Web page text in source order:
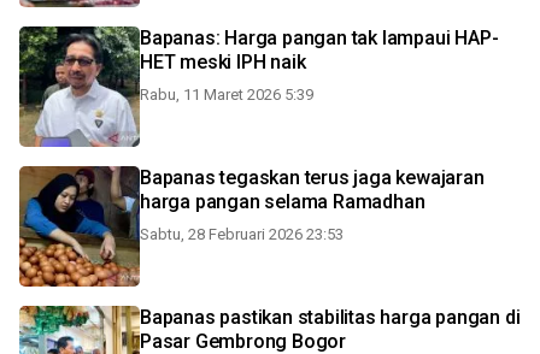
Bapanas: Harga pangan tak lampaui HAP-
HET meski IPH naik
Rabu, 11 Maret 2026 5:39
Bapanas tegaskan terus jaga kewajaran
harga pangan selama Ramadhan
Sabtu, 28 Februari 2026 23:53
Bapanas pastikan stabilitas harga pangan di
Pasar Gembrong Bogor